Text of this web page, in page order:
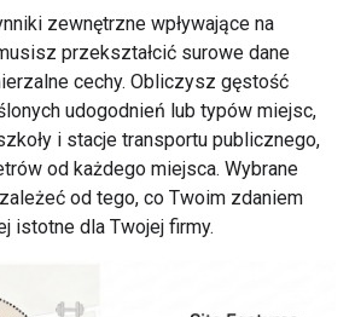
zewnętrzne wpływające na
przekształcić surowe dane
cechy. Obliczysz gęstość
udogodnień lub typów miejsc,
i stacje transportu publicznego,
od każdego miejsca. Wybrane
od tego, co Twoim zdaniem
istotne dla Twojej firmy.